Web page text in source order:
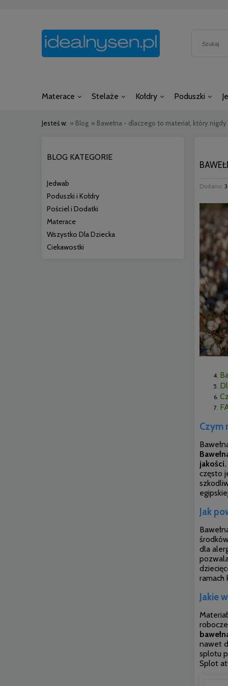
Materace Stelaże Kołdry Poduszki
Jesteś w: » Blog » Bawełna - dlaczego to materiał, który
BLOG KATEGORIE
Jedwab
Poduszki i Kołdry
Pościel i Dodatki
Materace
Wszystko Dla Dziecka
Ciekawostki
Dodano:
Czym
jakości.
często
Jak
dla
ramach
Jakie
nawet
splotu
Splot